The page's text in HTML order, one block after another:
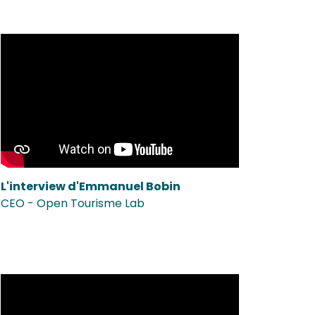
L'interview d'Emmanuel Bobin
CEO - Open Tourisme Lab